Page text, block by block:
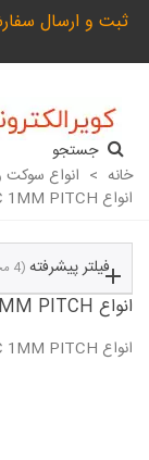
ثبت و ارسال
جستجو
خانه > انواع سوکت
انواع FPC 1MM PITCH
فیلتر پیشرفته (4 محصولات)
انواع FPC 1MM PITCH
انواع FPC 1MM PITCH